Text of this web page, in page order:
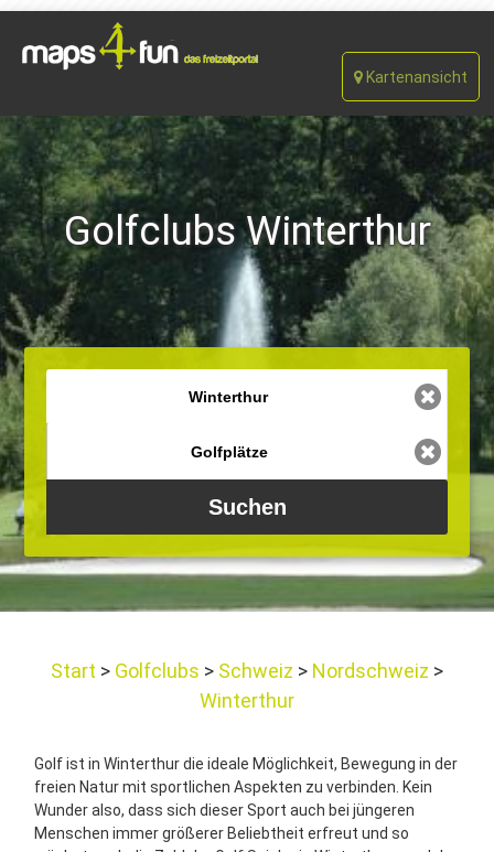
Kartenansicht
Golfclubs Winterthur
Start Golfclubs Schweiz
Nordschweiz
Winterthur
Golf ist in Winterthur die ideale Möglichkeit, Bewegung in der
freien Natur mit sportlichen Aspekten zu verbinden. Kein
Wunder also, dass sich dieser Sport auch bei jüngeren
Menschen immer größerer Beliebtheit erfreut und so